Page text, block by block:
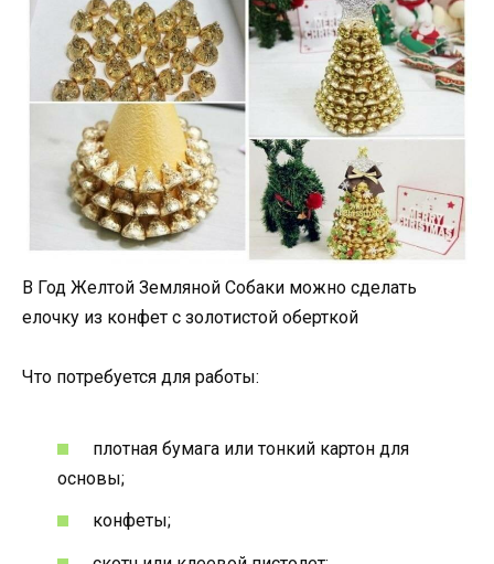
В Год Желтой Земляной Собаки можно сделать
елочку из конфет с золотистой оберткой
Что потребуется для работы:
плотная бумага или тонкий картон для
основы;
конфеты;